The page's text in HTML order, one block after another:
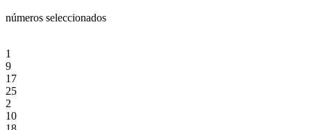
números seleccionados
1
9
17
25
2
10